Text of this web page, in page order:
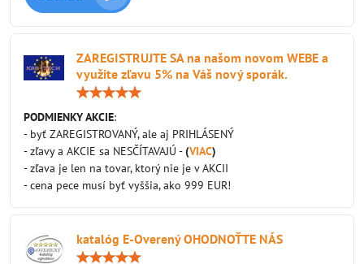
ZAREGISTRUJTE SA na našom novom WEBE a
využite zľavu 5% na Váš nový sporák.
PODMIENKY AKCIE:
- byť ZAREGISTROVANÝ, ale aj PRIHLÁSENÝ
- zľavy a AKCIE sa NESČÍTAVAJÚ -(VIAC)
- zľava je len na tovar, ktorý nie je v AKCII
- cena pece musí byť vyššia, ako 999 EUR!
katalóg E-Overený OHODNOŤTE NÁS